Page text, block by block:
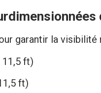
garantir la
11,5 ft)
ft)